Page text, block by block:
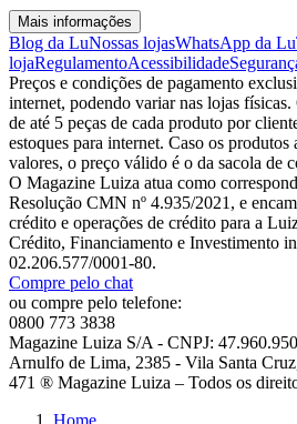
Mais informações
Blog da LuNossas lojasWhatsApp da Lu
lojaRegulamentoAcessibilidade
Preços e condições de pagamento
internet, podendo variar nas lojas
de até 5 peças de cada produto por
estoques para internet. Caso os produtos
valores, o preço válido é o da sacola de
O Magazine Luiza atua como
Resolução CMN nº 4.935/2021, e
crédito e operações de crédito para a
Crédito, Financiamento e Investimento
02.206.577/0001-80.
Compre pelo chat
ou compre pelo telefone:
0800 773 3838
Magazine Luiza S/A - CNPJ:
Arnulfo de Lima, 2385 - Vila Santa
471 ® Magazine Luiza – Todos os
Home